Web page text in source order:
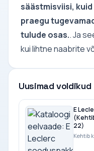
säästmisviisi,
praegu
tulude osas.. Ja
kui lihtne naabrite
Uusimad voldikud
E
22)
Kehtib